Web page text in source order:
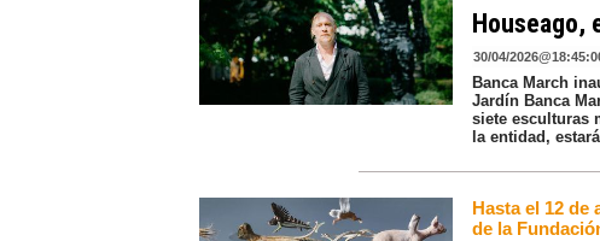
Houseago,
30/04/2026@
Banca March
Jardín Banca
siete esculturas
la entidad,
Hasta el 12 de
de la